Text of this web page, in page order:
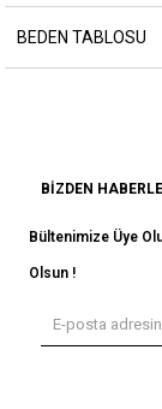
BEDEN TABLOSU
BIZDEN
Bültenimize Üye
Olsun !